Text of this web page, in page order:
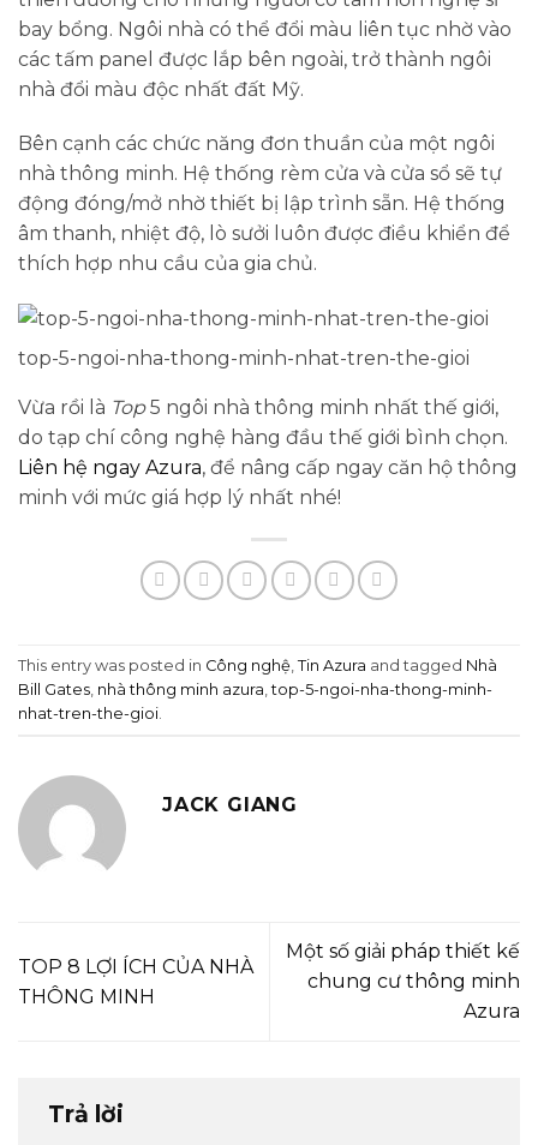
bay bổng. Ngôi nhà có thể đổi màu liên tục nhờ vào
các tấm panel được lắp bên ngoài, trở thành ngôi
nhà đổi màu độc nhất đất Mỹ.
Bên cạnh các chức năng đơn thuần của một ngôi
nhà thông minh. Hệ thống rèm cửa và cửa sổ sẽ tự
động đóng/mở nhờ thiết bị lập trình sẵn. Hệ thống
âm thanh, nhiệt độ, lò sưởi luôn được điều khiển để
thích hợp nhu cầu của gia chủ.
top-5-ngoi-nha-thong-minh-nhat-tren-the-gioi
Vừa rồi là Top5 ngôi nhà thông minh nhất thế giới,
do tạp chí công nghệ hàng đầu thế giới bình chọn.
Liên hệ ngay Azura, để nâng cấp ngay căn hộ thông
minh với mức giá hợp lý nhất nhé!
This entry was posted in Công nghệ Tin Azura and tagged Nhà
Bill Gates nhà thông minh azura ,top-5-ngoi-nha-thong-minh-
nhat-tren-the-gioi
JACK GIANG
TOP 8 LỢI ÍCH CỦA NHÀ
THÔNG MINH
Một số giải pháp thiết kế
chung cư thông minh
Azura
Trả lời